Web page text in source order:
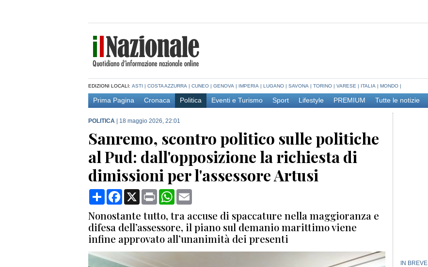
EDIZIONI LOCALI: ASTI | COSTA AZZURRA | CUNEO | GENOVA | IMPERIA | LUGANO | SAVONA | TORINO | VARESE | ITALIA | MONDO |
Prima Pagina Cronaca Politica Eventi e Turismo Sport Lifestyle PREMIUM Tutte le notizie
POLITICA 18 maggio 2026, 22:01
Sanremo, scontro politico sulle politiche
al Pud: dall'opposizione la richiesta di
dimissioni per l'assessore Artusi
CondividiFacebook
X Print WhatsApp
Nonostante tutto, tra accuse di spaccature nella maggioranza e
difesa dell’assessore, il piano sul demanio marittimo viene
infine approvato all’unanimità dei presenti
IN BREVE